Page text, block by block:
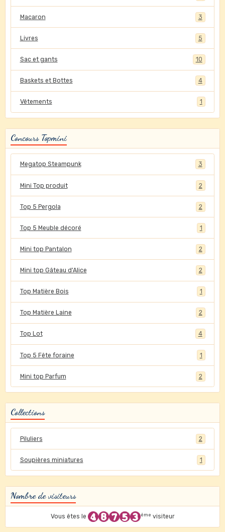
Macaron 3
Livres 5
Sac et gants 10
Baskets et Bottes 4
Vêtements 1
Concours Topmini
Megatop Steampunk 3
Mini Top produit 2
Top 5 Pergola 2
Top 5 Meuble décoré 1
Mini top Pantalon 2
Mini top Gâteau d'Alice 2
Top Matière Bois 1
Top Matière Laine 2
Top Lot 4
Top 5 Fête foraine 1
Mini top Parfum 2
Collections
Piluliers 2
Soupières miniatures 1
Nombre de visiteurs
Vous êtes le ème visiteur